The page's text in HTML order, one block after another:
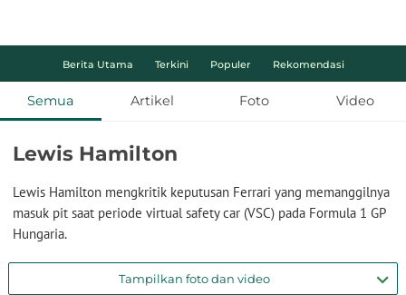
Berita Utama Terkini Populer Rekomendasi
Semua Artikel Foto Video
Lewis Hamilton
Lewis Hamilton mengkritik keputusan Ferrari yang memanggilnya
masuk pit saat periode virtual safety car (VSC) pada Formula 1 GP
Hungaria.
Tampilkan foto dan video